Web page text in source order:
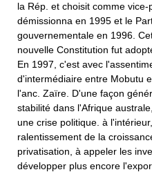
la Rép. et choisit comme
démissionna en 1995 et le
gouvernementale en 1996.
nouvelle Constitution fut
En 1997, c'est avec
d'intermédiaire entre Mobutu
l'anc. Zaïre. D'une façon
stabilité dans l'Afrique
une crise politique. à
ralentissement de la
privatisation, à appeler les
développer plus encore